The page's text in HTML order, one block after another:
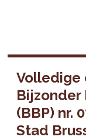
Volledige
Bijzonder
(BBP) nr.
Stad